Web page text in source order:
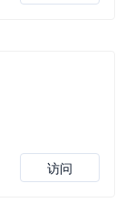
访问